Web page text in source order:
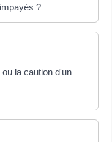
?
la caution d'un